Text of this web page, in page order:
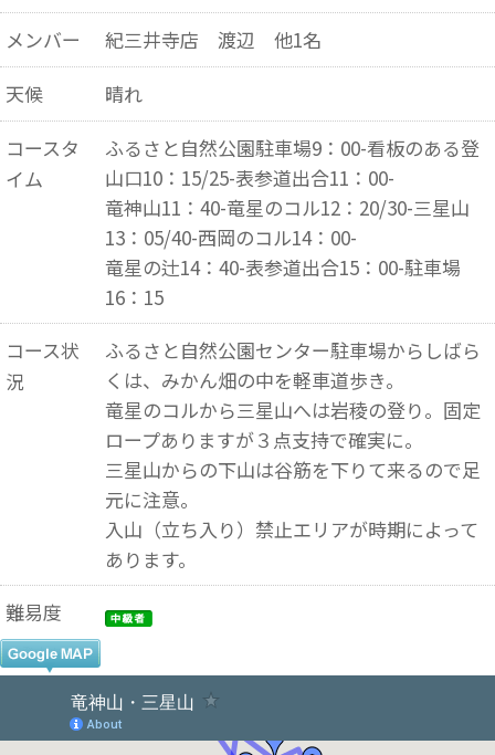
メンバー
紀三井寺店 渡辺 他1名
天候
晴れ
コースタ
イム
ふるさと自然公園駐車場9：00-看板のある登
山口10：15/25-表参道出合11：00-
竜神山11：40-竜星のコル12：20/30-三星山
13：05/40-西岡のコル14：00-
竜星の辻14：40-表参道出合15：00-駐車場
16：15
コース状
況
ふるさと自然公園センター駐車場からしばら
くは、みかん畑の中を軽車道歩き。
竜星のコルから三星山へは岩稜の登り。固定
ロープありますが３点支持で確実に。
三星山からの下山は谷筋を下りて来るので足
元に注意。
入山（立ち入り）禁止エリアが時期によって
あります。
難易度